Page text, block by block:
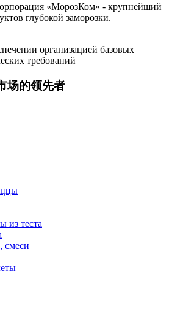
«МорозКом» - крупнейший
глубокой заморозки.
организацией базовых
требований
场的领先者
из теста
смеси